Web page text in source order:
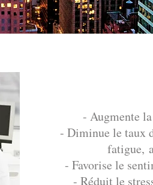
- Augmente
- Diminue le taux
fatigue,
- Favorise le
- Réduit le